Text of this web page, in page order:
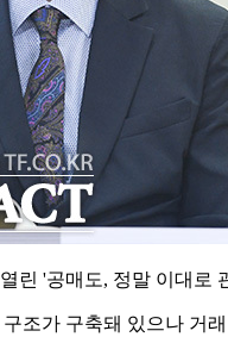
린 '공매도, 정말 이대로
조가 구축돼 있으나 거